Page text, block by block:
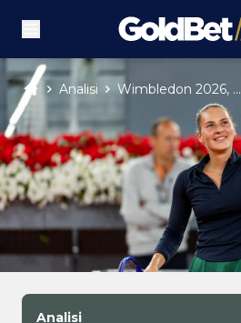
Analisi Wimbledon 2026, ...
Analisi